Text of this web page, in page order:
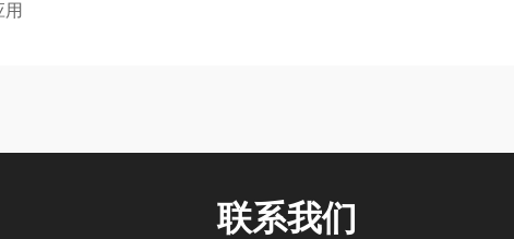
联系我们